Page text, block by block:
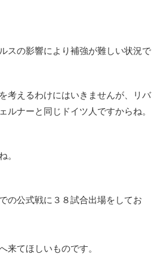
スの影響により補強が難しい状況で
考えるわけにはいきませんが、リバ
ナーと同じドイツ人ですからね。
。
の公式戦に３８試合出場をしてお
てほしいものです。